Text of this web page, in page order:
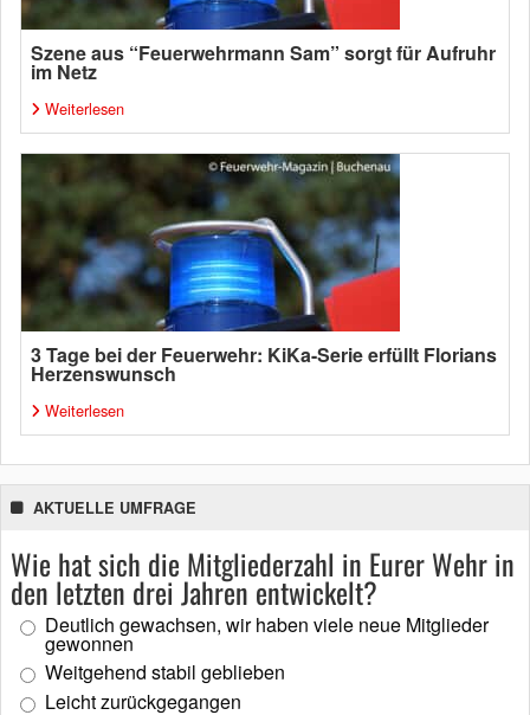
Szene aus “Feuerwehrmann Sam” sorgt für Aufruhr
im Netz
Weiterlesen
3 Tage bei der Feuerwehr: KiKa-Serie erfüllt Florians
Herzenswunsch
Weiterlesen
AKTUELLE UMFRAGE
Wie hat sich die Mitgliederzahl in Eurer Wehr in
den letzten drei Jahren entwickelt?
Deutlich gewachsen, wir haben viele neue Mitglieder
gewonnen
Weitgehend stabil geblieben
Leicht zurückgegangen